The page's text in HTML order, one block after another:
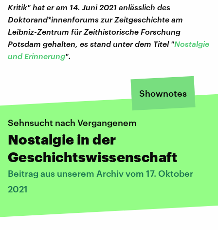
Kritik" hat er am 14. Juni 2021 anlässlich des
Doktorand*innenforums zur Zeitgeschichte am
Leibniz-Zentrum für Zeithistorische Forschung
Potsdam gehalten, es stand unter dem Titel "Nostalgie
und Erinnerung".
Shownotes
Sehnsucht nach Vergangenem
Nostalgie in der
Geschichtswissenschaft
Beitrag aus unserem Archiv vom 17. Oktober
2021